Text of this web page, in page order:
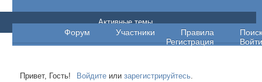
Единый форум поддержки
Форум Участники Правила
Поиск
Регистрация
Войти
Активные темы
Привет, Гость! Войдите илизарегистрируйтесь.